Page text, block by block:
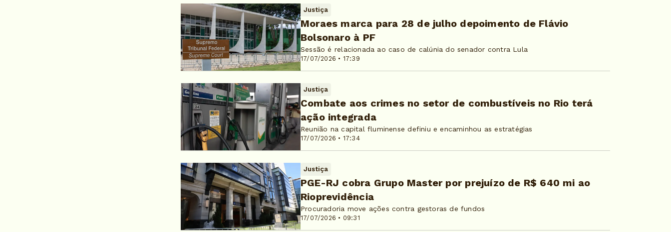
Justiça
17/07/2026 • 17:39
Moraes marca para 28 de julho depoimento de Flávio
Bolsonaro à PF
Sessão é relacionada ao caso de calúnia do senador contra Lula
Justiça
17/07/2026 • 17:34
Combate aos crimes no setor de combustíveis no Rio terá
ação integrada
Reunião na capital fluminense definiu e encaminhou as estratégias
Justiça
17/07/2026 • 09:31
PGE-RJ cobra Grupo Master por prejuízo de R$ 640 mi ao
Rioprevidência
Procuradoria move ações contra gestoras de fundos